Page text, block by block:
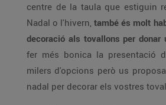
centre de la taula que estiguin
Nadal o l'hivern, també és molt
decoració als tovallons per
fer més bonica la presentació
milers d'opcions però us
nadal per decorar els vostres